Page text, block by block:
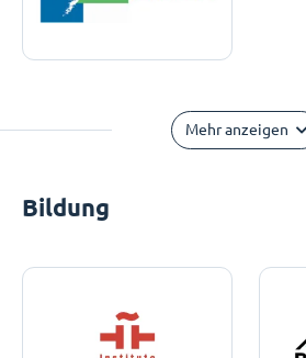
Mehr anzeigen
Bildung